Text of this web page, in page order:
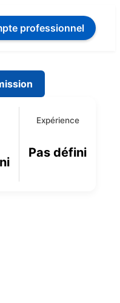
professionnel
Expérience
Pas défini